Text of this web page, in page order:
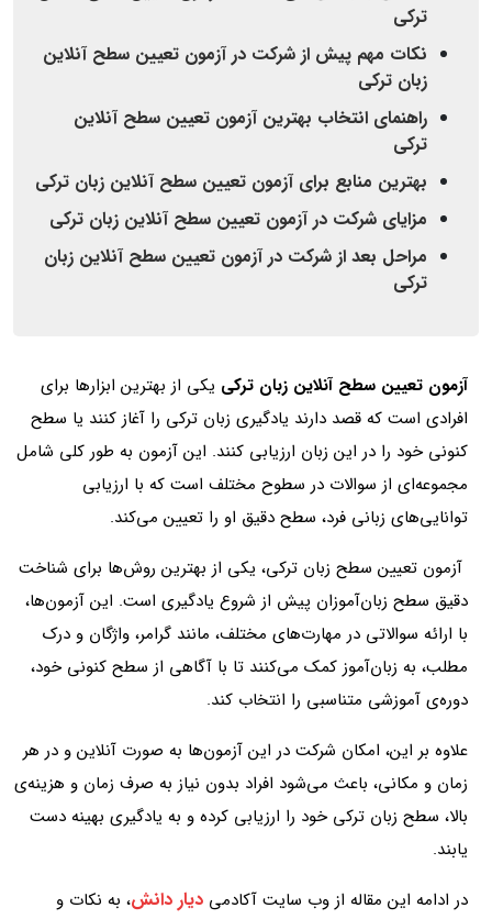
ترکی
نکات مهم پیش از شرکت در آزمون تعیین سطح آنلاین
زبان ترکی
راهنمای انتخاب بهترین آزمون تعیین سطح آنلاین
ترکی
بهترین منابع برای آزمون تعیین سطح آنلاین زبان ترکی
مزایای شرکت در آزمون تعیین سطح آنلاین زبان ترکی
مراحل بعد از شرکت در آزمون تعیین سطح آنلاین زبان
ترکی
آزمون تعیین سطح آنلاین زبان ترکی یکی از بهترین ابزارها برای
افرادی است که قصد دارند یادگیری زبان ترکی را آغاز کنند یا سطح
کنونی خود را در این زبان ارزیابی کنند. این آزمون به طور کلی شامل
مجموعه‌ای از سوالات در سطوح مختلف است که با ارزیابی
توانایی‌های زبانی فرد، سطح دقیق او را تعیین می‌کند.
آزمون تعیین سطح زبان ترکی، یکی از بهترین روش‌ها برای شناخت
دقیق سطح زبان‌آموزان پیش از شروع یادگیری است. این آزمون‌ها،
با ارائه سوالاتی در مهارت‌های مختلف، مانند گرامر، واژگان و درک
مطلب، به زبان‌آموز کمک می‌کنند تا با آگاهی از سطح کنونی خود،
دوره‌ی آموزشی متناسبی را انتخاب کند.
علاوه بر این، امکان شرکت در این آزمون‌ها به صورت آنلاین و در هر
زمان و مکانی، باعث می‌شود افراد بدون نیاز به صرف زمان و هزینه‌ی
بالا، سطح زبان ترکی خود را ارزیابی کرده و به یادگیری بهینه دست
یابند.
در ادامه این مقاله از وب سایت آکادمی دیار دانش، به نکات و